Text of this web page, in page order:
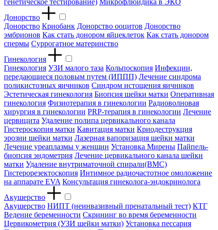
генетическое тестирование) Микрофлюидика в ЭКО
Донорство
Донорство Криобанк Донорство ооцитов Донорство
эмбрионов Как стать донором яйцеклеток Как стать донором
спермы Суррогатное материнство
Гинекология
Гинекология УЗИ малого таза Кольпоскопия Инфекции,
передающиеся половым путем (ИППП) Лечение синдрома
поликистозных яичников Синдром истощения яичников
Эстетическая гинекология Биопсия шейки матки Оперативная
гинекология Физиотерапия в гинекологии Радиоволновая
хирургия в гинекологии PRP-терапия в гинекологии Лечение
цервицита Удаление полипа цервикального канала
Гистероскопия матки Кавитация матки Криодеструкция
эрозии шейки матки Лазерная вапоризация шейки матки
Лечение уреаплазмы у женщин Установка Мирены Пайпель-
биопсия эндометрия Лечение цервикального канала шейки
матки Удаление внутриматочной спирали(ВМС)
Гистерорезектоскопия Интимное радиочастотное омоложение
на аппарате EVA Консультация гинеколога-эндокринолога
Акушерство
Акушерство НИПТ (неинвазивный пренатальный тест) КТГ
Ведение беременности Скрининг во время беременности
Цервикометрия (УЗИ шейки матки) Установка пессария